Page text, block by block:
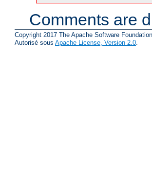
Comments are
Copyright 2017 The Apache Software
Autorisé sous Apache License, Version 2.0.